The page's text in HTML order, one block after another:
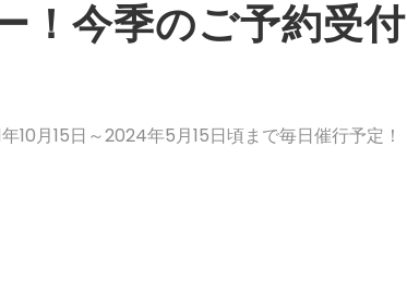
！今季のご予約受付
10月15日～2024年5月15日頃まで毎日催行予定！